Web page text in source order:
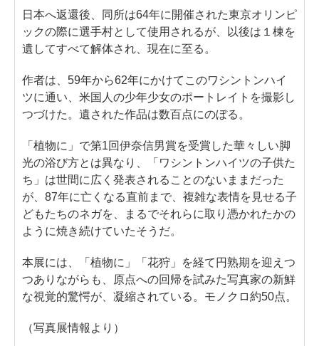
日本へ返還後、同所は64年に開催された東京オリンピ
ックの際に選手村として使用されるが、以後は１棟を
遺してすべて解体され、現在に至る。
作者は、59年から62年にかけてこのワシントンハイ
ツに通い、米国人の少年少女のポートレイトを撮影し
つづけた。遺された作品は数百点にのぼる。
「植物に」で第1回伊奈信男賞を受賞した華々しい脚
光の浴び方とは異なり、「ワシントンハイツの子供た
ち」は世間に広く発表されることのないままだった
が、87年に亡くなる直前まで、複雑な表情を見せる子
どもたちのネガを、まるでそれらに取り憑かれたかの
ように焼き続けていたそうだ。
本展には、「植物に」「花狩」を経て円熟期を迎えつ
つありながらも、原点への回帰を試みた写真家の新鮮
な視覚的驚愕が、凝縮されている。モノクロ約50点。
（写真展情報より）